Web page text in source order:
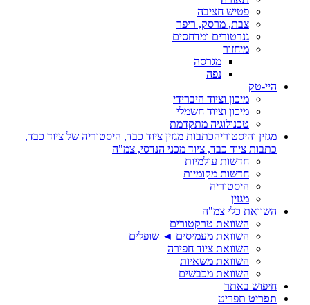
פטיש חציבה
צבת, מרסק, ריפר
גנרטורים ומדחסים
מיחזור
מגרסה
נפה
היי-טק
מיכון וציוד היברידי
מיכון וציוד חשמלי
טכנולוגיה מתקדמת
מגזין והיסטוריהכתבות מגזין ציוד כבד, היסטוריה של ציוד כבד,
כתבות ציוד כבד, ציוד מכני הנדסי, צמ"ה
חדשות עולמיות
חדשות מקומיות
היסטוריה
מגזין
השוואת כלי צמ"ה
השוואת טרקטורים
השוואת מעמיסים ◄ שופלים
השוואת ציוד חפירה
השוואת משאיות
השוואת מכבשים
חיפוש באתר
תפריט תפריט